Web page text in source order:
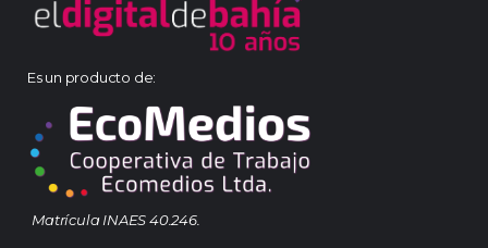
Es un producto de:
Matrícula INAES 40.246.